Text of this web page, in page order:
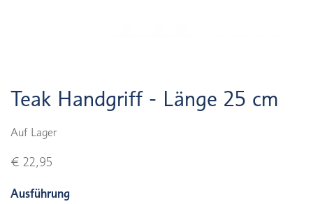
Teak Handgriff - Länge 25 cm
Auf Lager
€ 22,95
Ausführung